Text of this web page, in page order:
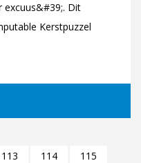
excuus&#39;. Dit
Kerstpuzzel
113 114
115